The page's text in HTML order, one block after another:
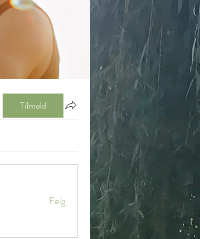
Tilmeld
Følg